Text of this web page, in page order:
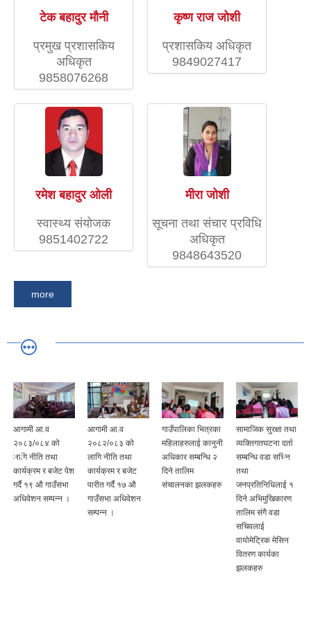
टेक बहादुर मौनी
प्रमुख प्रशासकिय
अधिकृत
9858076268
कृष्ण राज जोशी
प्रशासकिय अधिकृत
9849027417
रमेश बहादुर ओली
स्वास्थ्य संयाेजक
9851402722
मीरा जोशी
सूचना तथा संचार प्रविधि
अधिकृत
9848643520
more
आगामी आ.व
२०८३/०८४ को
लागि नीति तथा
कार्यक्रम र बजेट पेश
गर्दै १९ औ गाउँसभा
अधिवेशन सम्पन्न ।
आगामी आ.व
२०८२/०८३ को
लागि नीति तथा
कार्यक्रम र बजेट
पारीत गर्दै १७ औ
गाउँसभा अधिवेशन
सम्पन्न ।
गाउँपालिका भित्रका
महिलाहरुलाई कानुनी
अधिकार सम्बन्धि २
दिने तालिम
संचालनका झलकहरु
सामाजिक सुरक्षा तथा
व्यक्तिगतघटना दर्ता
सम्बन्धि वडा सचिन
तथा
जनप्रतिनिधिलाई १
दिने अभिमुखिकारण
तालिम संगै वडा
सचिवलाई
वायोमेट्रिक मेसिन
वितरण कार्यका
झलकहरु